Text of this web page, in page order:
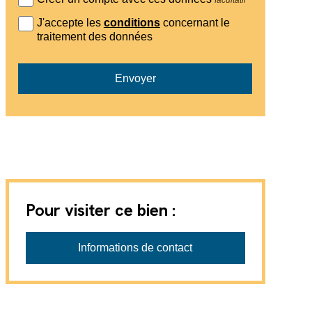
J'accepte les conditionsconcernant le
traitement des données
Envoyer
Pour visiter ce bien :
Informations de contact